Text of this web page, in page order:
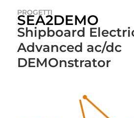
PROGETTI
SEA2DEMO
Shipboard
Advanced ac/dc
DEMOnstrator